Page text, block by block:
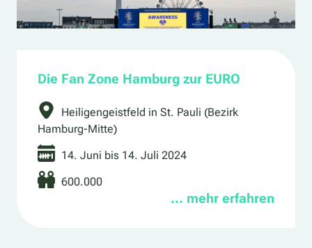
Die Fan Zone Hamburg zur EURO
Heiligengeistfeld in St. Pauli (Bezirk
Hamburg-Mitte)
14. Juni bis 14. Juli 2024
600.000
… mehr erfahren